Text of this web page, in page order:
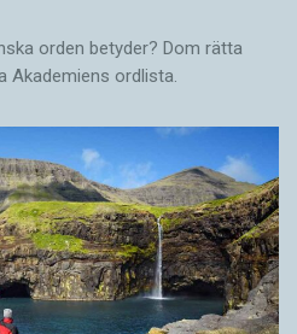
orden betyder? Dom rätta
Akademiens ordlista.